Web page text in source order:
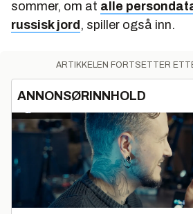
sommer, om at alle
russisk jord, spiller også inn.
ARTIKKELEN FORTSETTER
ANNONSØRINNHOLD